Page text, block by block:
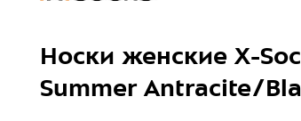
Носки женские X-
Summer Antracite/